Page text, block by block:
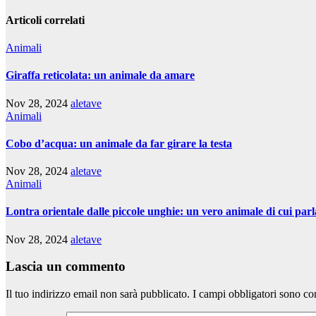
Articoli correlati
Animali
Giraffa reticolata: un animale da amare
Nov 28, 2024 aletave
Animali
Cobo d’acqua: un animale da far girare la testa
Nov 28, 2024 aletave
Animali
Lontra orientale dalle piccole unghie: un vero animale di cui
Nov 28, 2024 aletave
Lascia un commento
Il tuo indirizzo email non sarà pubblicato. I campi obbligatori sono